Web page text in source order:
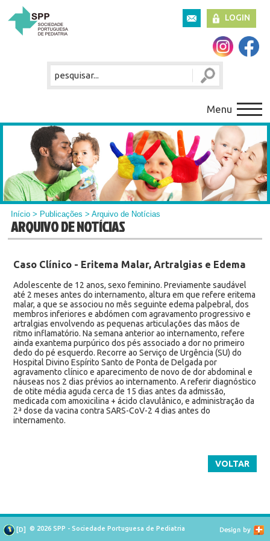
LOGIN
Menu
Início > Publicações > Arquivo de Notícias
ARQUIVO DE NOTÍCIAS
Caso Clínico - Eritema Malar, Artralgias e Edema
Adolescente de 12 anos, sexo feminino. Previamente saudável
até 2 meses antes do internamento, altura em que refere eritema
malar, a que se associou no mês seguinte edema palpebral, dos
membros inferiores e abdómen com agravamento progressivo e
artralgias envolvendo as pequenas articulações das mãos de
ritmo inflamatório. Na semana anterior ao internamento, refere
ainda exantema purpúrico dos pés associado a dor no primeiro
dedo do pé esquerdo. Recorre ao Serviço de Urgência (SU) do
Hospital Divino Espírito Santo de Ponta de Delgada por
agravamento clínico e aparecimento de novo de dor abdominal e
náuseas nos 2 dias prévios ao internamento. A referir diagnóstico
de otite média aguda cerca de 15 dias antes da admissão,
medicada com amoxicilina + ácido clavulânico, e administração da
2ª dose da vacina contra SARS-CoV-2 4 dias antes do
internamento.
VOLTAR
[D] © 2026 SPP - Sociedade Portuguesa de Pediatria